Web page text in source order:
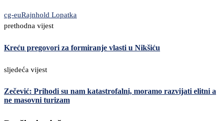
cg-euRajnhold Lopatka
prethodna vijest
Kreću pregovori za formiranje vlasti u Nikšiću
sljedeća vijest
Zečević: Prihodi su nam katastrofalni, moramo razvijati elitni a
ne masovni turizam